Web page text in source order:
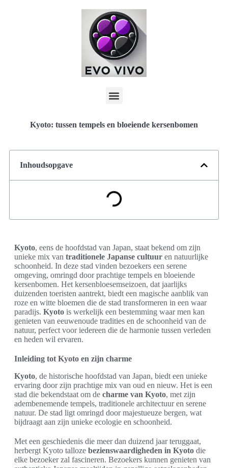
Kyoto: tussen tempels en bloeiende kersenbomen
Inhoudsopgave
Kyoto, eens de hoofdstad van Japan, staat bekend om zijn
unieke mix van traditionele Japanse cultuur en natuurlijke
schoonheid. In deze stad vinden bezoekers een serene
omgeving, omringd door prachtige tempels en bloeiende
kersenbomen. Het kersenbloesemseizoen, dat jaarlijks
duizenden toeristen aantrekt, biedt een magische aanblik van
roze en witte bloemen die de stad transformeren in een waar
paradijs. Kyoto is werkelijk een bestemming waar men kan
genieten van eeuwenoude tradities en de schoonheid van de
natuur, perfect voor iedereen die de harmonie tussen verleden
en heden wil ervaren.
Inleiding tot Kyoto en zijn charme
Kyoto, de historische hoofdstad van Japan, biedt een unieke
ervaring door zijn prachtige mix van oud en nieuw. Het is een
stad die bekendstaat om de charme van Kyoto, met zijn
adembenemende tempels, traditionele architectuur en serene
natuur. De stad ligt omringd door majestueuze bergen, wat
bijdraagt aan zijn unieke ecologie en schoonheid.
Met een geschiedenis die meer dan duizend jaar teruggaat,
herbergt Kyoto talloze bezienswaardigheden in Kyoto die
elke bezoeker zal fascineren. Bezoekers kunnen genieten van